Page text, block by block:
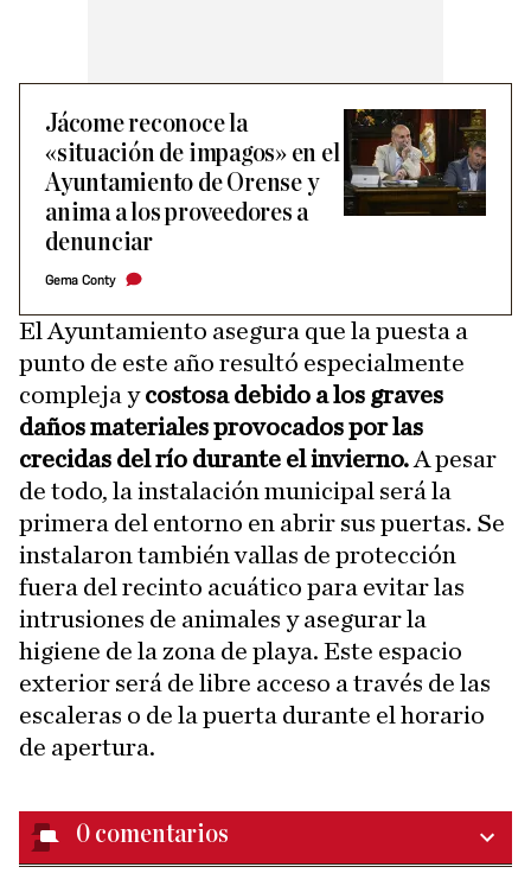
Jácome reconoce la
«situación de impagos» en el
Ayuntamiento de Orense y
anima a los proveedores a
denunciar
Gema Conty
El Ayuntamiento asegura que la puesta a
punto de este año resultó especialmente
compleja ycostosa debido a los graves
daños materiales provocados por las
crecidas del río durante el invierno. A pesar
de todo, la instalación municipal será la
primera del entorno en abrir sus puertas. Se
instalaron también vallas de protección
fuera del recinto acuático para evitar las
intrusiones de animales y asegurar la
higiene de la zona de playa. Este espacio
exterior será de libre acceso a través de las
escaleras o de la puerta durante el horario
de apertura.
0 comentarios